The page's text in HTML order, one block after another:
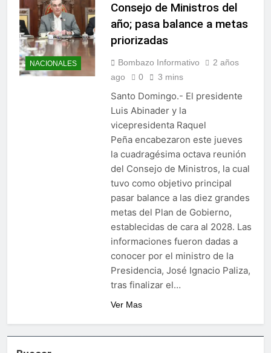
NACIONALES
Consejo de Ministros del
año; pasa balance a metas
priorizadas
Bombazo Informativo
2 años
ago
0 3 mins
Santo Domingo.- El presidente
Luis Abinader y la
vicepresidenta Raquel
Peña encabezaron este jueves
la cuadragésima octava reunión
del Consejo de Ministros, la cual
tuvo como objetivo principal
pasar balance a las diez grandes
metas del Plan de Gobierno,
establecidas de cara al 2028. Las
informaciones fueron dadas a
conocer por el ministro de la
Presidencia, José Ignacio Paliza,
tras finalizar el…
Ver Mas